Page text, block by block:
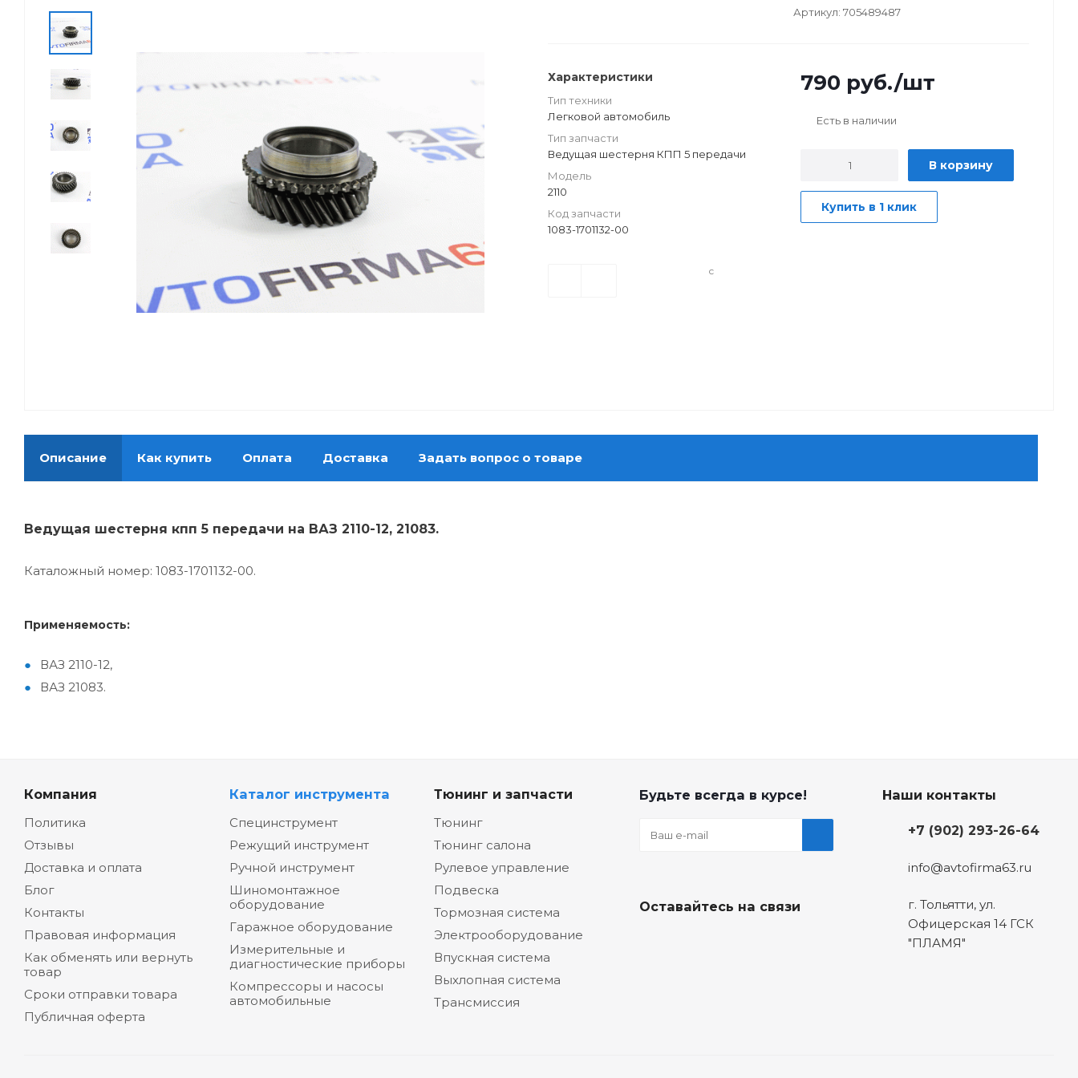
Артикул: 705489487
Характеристики
Тип техники
Легковой автомобиль
Тип запчасти
Ведущая шестерня КПП 5 передачи
Модель
2110
Код запчасти
1083-1701132-00
790 руб./шт
Есть в наличии
В корзину
Купить в 1 клик
с
Описание Как купить Оплата Доставка Задать вопрос о товаре
Ведущая шестерня кпп 5 передачи на ВАЗ 2110-12, 21083.
Каталожный номер: 1083-1701132-00.
Применяемость:
ВАЗ 2110-12,
ВАЗ 21083.
Компания
Политика
Отзывы
Доставка и оплата
Блог
Контакты
Правовая информация
Как обменять или вернуть
товар
Сроки отправки товара
Публичная оферта
Каталог инструмента
Специнструмент
Режущий инструмент
Ручной инструмент
Шиномонтажное
оборудование
Гаражное оборудование
Измерительные и
диагностические приборы
Компрессоры и насосы
автомобильные
Тюнинг и запчасти
Тюнинг
Тюнинг салона
Рулевое управление
Подвеска
Тормозная система
Электрооборудование
Впускная система
Выхлопная система
Трансмиссия
Будьте всегда в курсе!
Оставайтесь на связи
Наши контакты
+7 (902) 293-26-64
info@avtofirma63.ru
г. Тольятти, ул.
Офицерская 14 ГСК
"ПЛАМЯ"